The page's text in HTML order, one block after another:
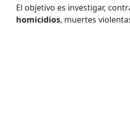
El objetivo es investigar,
homicidios, muertes